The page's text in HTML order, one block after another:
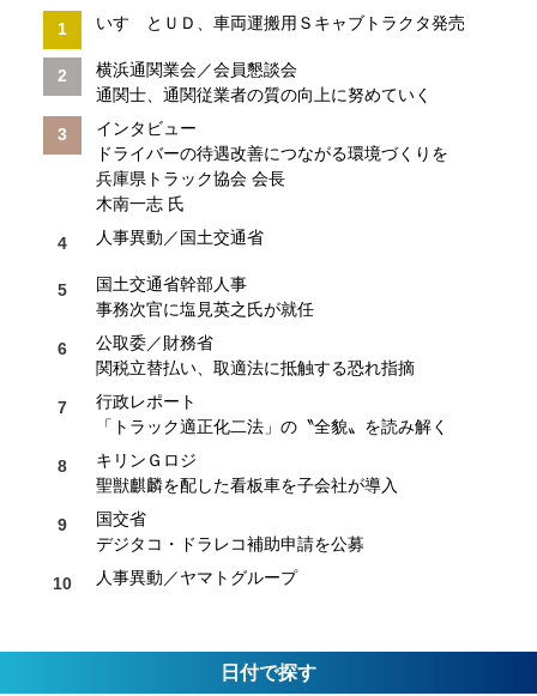
いすゞとＵＤ、車両運搬用Ｓキャブトラクタ発売
横浜通関業会／会員懇談会
通関士、通関従業者の質の向上に努めていく
インタビュー
ドライバーの待遇改善につながる環境づくりを
兵庫県トラック協会 会長
木南一志 氏
人事異動／国土交通省
国土交通省幹部人事
事務次官に塩見英之氏が就任
公取委／財務省
関税立替払い、取適法に抵触する恐れ指摘
行政レポート
「トラック適正化二法」の〝全貌〟を読み解く
キリンＧロジ
聖獣麒麟を配した看板車を子会社が導入
国交省
デジタコ・ドラレコ補助申請を公募
人事異動／ヤマトグループ
日付で探す